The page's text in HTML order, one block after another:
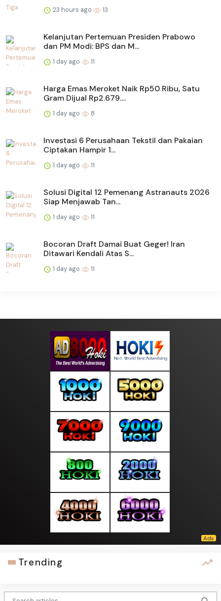
23 hours ago 13
Kelanjutan Pertemuan Presiden Prabowo
dan PM Modi: BPS dan M...
1 day ago 11
Harga Emas Meroket Naik Rp50 Ribu, Satu
Gram Dijual Rp2.679....
1 day ago 8
Investasi 6 Perusahaan Tekstil dan Pakaian
Ciptakan Hampir 1...
1 day ago 11
Solusi Digital 12 Pemenang Astranauts 2026
Siap Menjawab Tan...
1 day ago 11
Bocoran Draft Damai Buat Geger! Iran
Ditawari Kendali Atas S...
1 day ago 11
Trending